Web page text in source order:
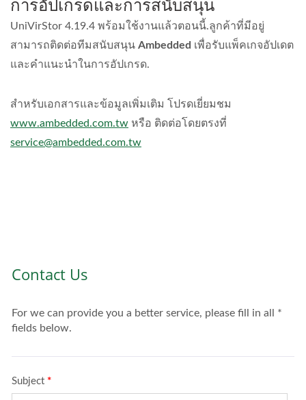
UniVirStor 4.19.4 พร้อมใช้งานแล้วตอนนี้.ลูกค้าที่มีอยู่
สามารถติดต่อทีมสนับสนุน Ambedded เพื่อรับแพ็คเกจอัปเดต
และคำแนะนำในการอัปเกรด.
สำหรับเอกสารและข้อมูลเพิ่มเติม โปรดเยี่ยมชม
www.ambedded.com.tw หรือ ติดต่อโดยตรงที่
service@ambedded.com.tw